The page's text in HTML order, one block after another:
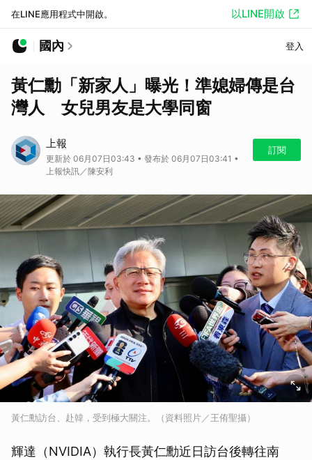
在LINE應用程式中開啟。 以LINE開啟
國內 登入
黃仁勳「新家人」曝光！準媳婦傳是台
灣人 女兒男友是大學同窗
上報
更新於 06月07日03:43 • 發布於 06月07日03:41 •
上報快訊／陳安利
訂閱
黃仁勳訪台、赴韓，受到極大關注。（資料照片／王侑聖攝）
輝達（NVIDIA）執行長黃仁勳近日訪台後轉往南